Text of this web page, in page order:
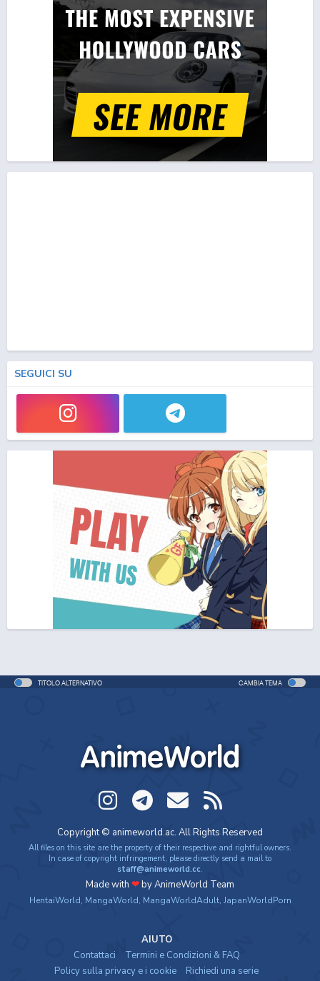
SEGUICI SU
TITOLO ALTERNATIVO CAMBIA TEMA
AnimeWorld
Copyright © animeworld.ac. All Rights Reserved
All files on this site are the property of their respective and rightful owners.
In case of copyright infringement, please directly send a mail to
staff@animeworld.cc.
Made with ❤by AnimeWorld Team
HentaiWorld, MangaWorld, MangaWorldAdult, JapanWorldPorn
AIUTO
Contattaci
Termini e Condizioni & FAQ
Policy sulla privacy e i cookie
Richiedi una serie